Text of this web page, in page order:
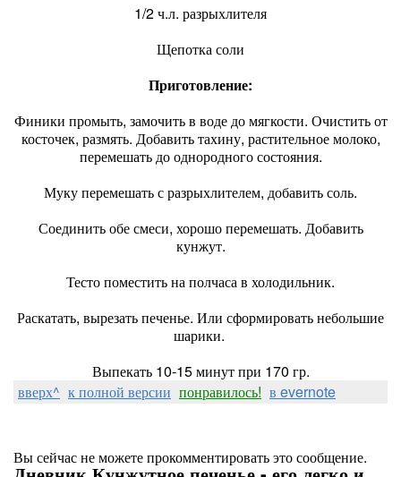
1/2 ч.л. разрыхлителя
Щепотка соли
Приготовление:
Финики промыть, замочить в воде до мягкости. Очистить от
косточек, размять. Добавить тахину, растительное молоко,
перемешать до однородного состояния.
Муку перемешать с разрыхлителем, добавить соль.
Соединить обе смеси, хорошо перемешать. Добавить
кунжут.
Тесто поместить на полчаса в холодильник.
Раскатать, вырезать печенье. Или сформировать небольшие
шарики.
Выпекать 10-15 минут при 170 гр.
вверх^ к полной версии понравилось! в evernote
Вы сейчас не можете прокомментировать это сообщение.